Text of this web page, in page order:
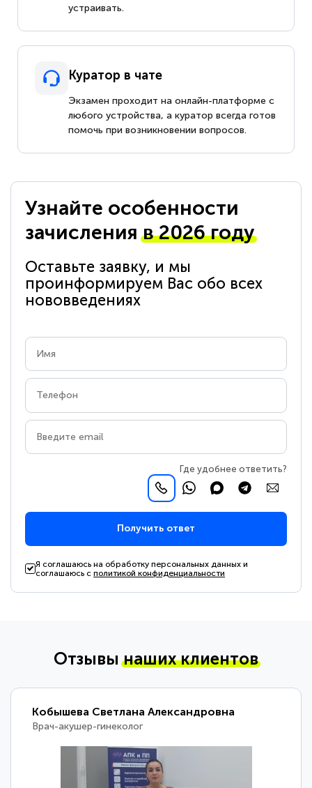
устраивать.
Куратор в чате
Экзамен проходит на онлайн-платформе с
любого устройства, а куратор всегда готов
помочь при возникновении вопросов.
Узнайте особенности
зачисленияв 2026 году
Оставьте заявку, и мы
проинформируем Вас обо всех
нововведениях
Где удобнее ответить?
Получить ответ
Я соглашаюсь на обработку персональных данных и
соглашаюсь сполитикой конфиденциальности
Отзывынаших клиентов
Кобышева Светлана Александровна
Врач-акушер-гинеколог